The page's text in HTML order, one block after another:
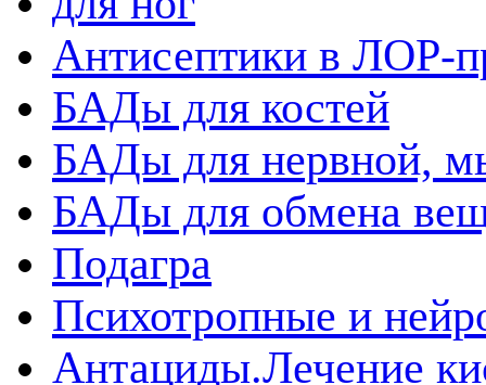
Антисептики в ЛОР-
БАДы для костей
БАДы для нервной,
БАДы для обмена
Подагра
Психотропные и
Антациды.Лечение